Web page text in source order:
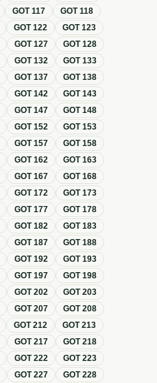
GOT117 GOT118
GOT122 GOT123
GOT127 GOT128
GOT132 GOT133
GOT137 GOT138
GOT142 GOT143
GOT147 GOT148
GOT152 GOT153
GOT157 GOT158
GOT162 GOT163
GOT167 GOT168
GOT172 GOT173
GOT177 GOT178
GOT182 GOT183
GOT187 GOT188
GOT192 GOT193
GOT197 GOT198
GOT202 GOT203
GOT207 GOT208
GOT212 GOT213
GOT217 GOT218
GOT222 GOT223
GOT227 GOT228